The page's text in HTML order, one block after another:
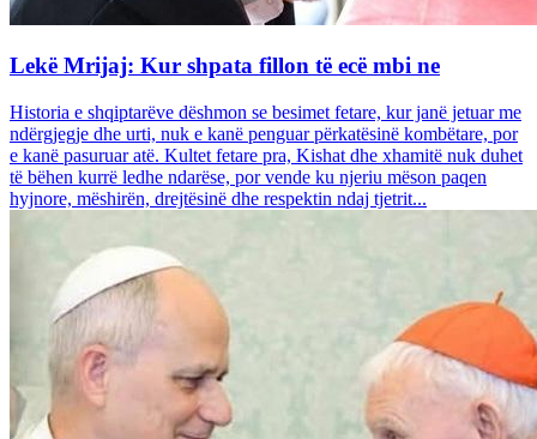
Lekë Mrijaj: Kur shpata fillon të ecë mbi ne
Historia e shqiptarëve dëshmon se besimet fetare, kur janë jetuar me
ndërgjegje dhe urti, nuk e kanë penguar përkatësinë kombëtare, por
e kanë pasuruar atë. Kultet fetare pra, Kishat dhe xhamitë nuk duhet
të bëhen kurrë ledhe ndarëse, por vende ku njeriu mëson paqen
hyjnore, mëshirën, drejtësinë dhe respektin ndaj tjetrit...